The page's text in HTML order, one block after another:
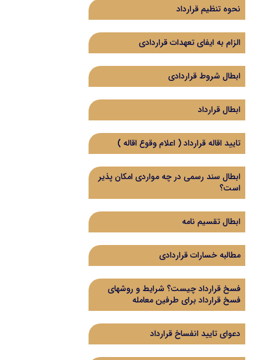
نحوه تنظیم قرارداد
الزام به ایفای تعهدات قراردادی
ابطال شروط قراردادی
ابطال قرارداد
تایید اقاله قرارداد ( اعلام وقوع اقاله )
ابطال سند رسمی در چه مواردی امکان پذیر
است؟
ابطال تقسیم نامه
مطالبه خسارات قراردادی
فسخ قرارداد چیست؟ شرایط و روشهای
فسخ قرارداد برای طرفین معامله
دعوای تایید انفساخ قرارداد